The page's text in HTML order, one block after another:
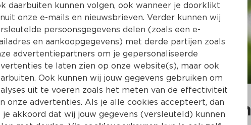
avocado en paddenstoelen
daarbuiten kunnen volgen, ook wanneer je doorklikt
onze e-mails en nieuwsbrieven. Verder kunnen wij
persoonsgegevens delen (zoals een e-
en aankoopgegevens) met derde partijen zoals
advertentiepartners om je gepersonaliseerde
te laten zien op onze website(s), maar ook
Ook kunnen wij jouw gegevens gebruiken om
uit te voeren zoals het meten van de effectiviteit
onze advertenties. Als je alle cookies accepteert, dan
je akkoord dat wij jouw gegevens (versleuteld) kunnen